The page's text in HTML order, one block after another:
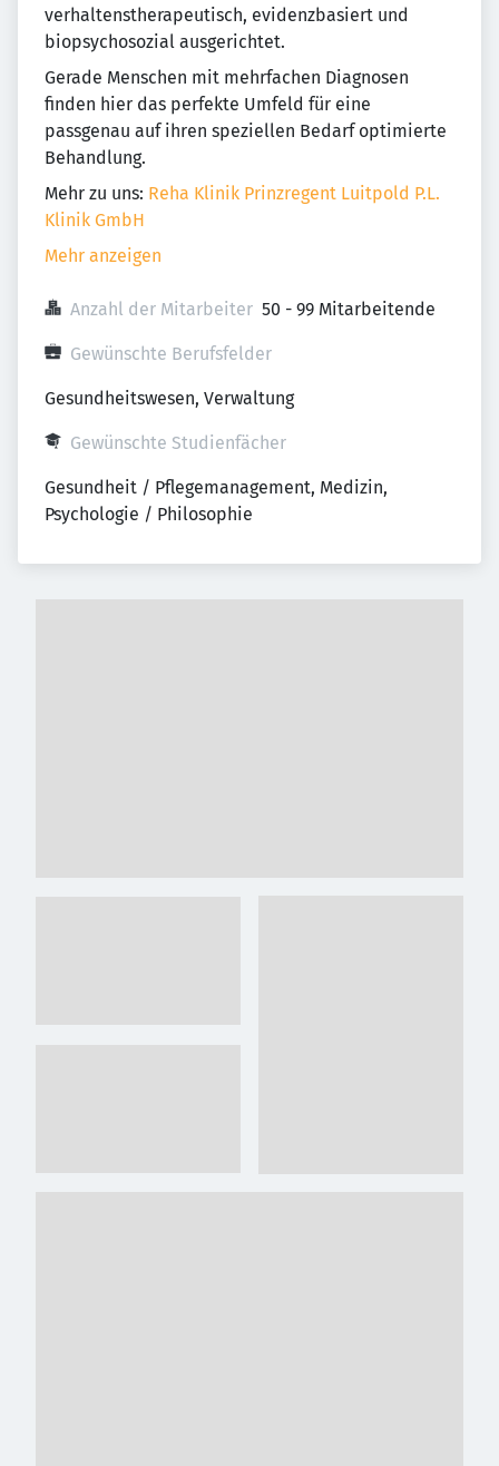
verhaltenstherapeutisch, evidenzbasiert und
biopsychosozial ausgerichtet.
Gerade Menschen mit mehrfachen Diagnosen
finden hier das perfekte Umfeld für eine
passgenau auf ihren speziellen Bedarf optimierte
Behandlung.
Mehr zu uns: Reha Klinik Prinzregent Luitpold P.L.
Klinik GmbH
Mehr anzeigen
Anzahl der Mitarbeiter 50 - 99 Mitarbeitende
Gewünschte Berufsfelder
Gesundheitswesen, Verwaltung
Gewünschte Studienfächer
Gesundheit / Pflegemanagement, Medizin,
Psychologie / Philosophie